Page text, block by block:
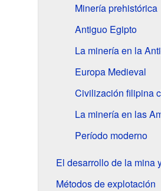
Minería prehistórica
Antiguo Egipto
La minería en la
Europa Medieval
Civilización filipina
La minería en las
Período moderno
El desarrollo de la mina
Métodos de explotación